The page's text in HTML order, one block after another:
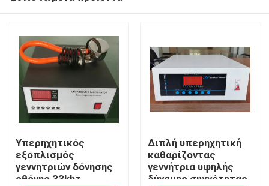
Υπερηχητικός
εξοπλισμός
γεννητριών δόνησης
οθόνης 33khz
Διπλή υπερηχητική
καθαρίζοντας
γεννήτρια υψηλής
δύναμης συχνότητας